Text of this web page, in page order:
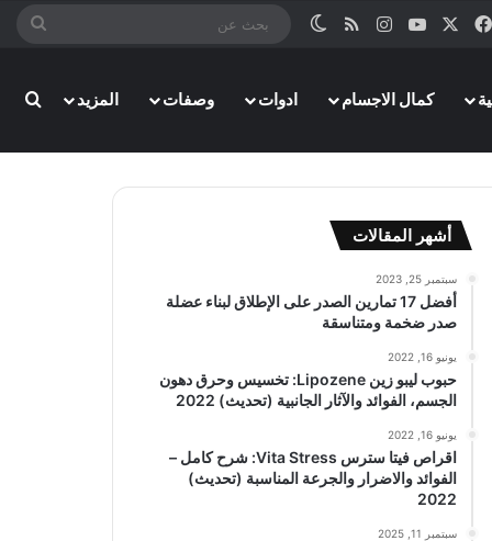
فيسبوك ‫YouTubeانستقرامملخص الموقع RSS
الوضع المظلم
بحث
كمال الاجسام ادوات وصفات المزيد
أشهر المقالات
سبتمبر 25, 2023
أفضل 17 تمارين الصدر على الإطلاق لبناء عضلة
صدر ضخمة ومتناسقة
يونيو 16, 2022
حبوب ليبو زين Lipozene: تخسيس وحرق دهون
الجسم، الفوائد والآثار الجانبية (تحديث) 2022
يونيو 16, 2022
اقراص فيتا سترس Vita Stress: شرح كامل –
الفوائد والاضرار والجرعة المناسبة (تحديث)
2022
سبتمبر 11, 2025